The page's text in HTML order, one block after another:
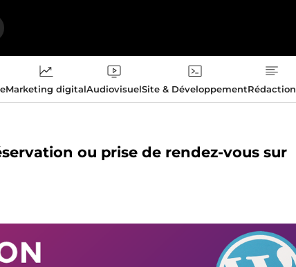
Marketing digitalAudiovisuelSite & DéveloppementRédaction
ou prise de rendez-vous sur